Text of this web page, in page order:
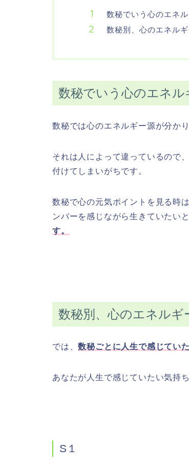
数秘でいう心のエネ
数秘別、心のエネル
数秘でいう心のエネル
数秘では心のエネルギー源が分か
それは人によって違っているので
付けてしまいがちです。
数秘で心の元気ポイントを見る時は
ンバーを感じながら生きていたい
す。
数秘別、心のエネルギ
では、数秘ごとに人生で感じてい
あなたが人生で感じていたい気持
S１